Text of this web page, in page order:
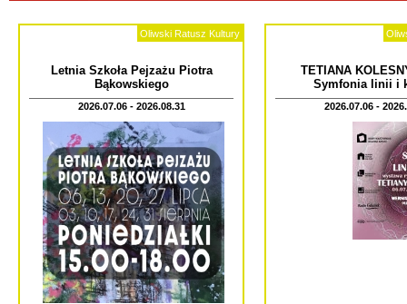
Oliwski Ratusz Kultury
Letnia Szkoła Pejzażu Piotra
Bąkowskiego
2026.07.06 - 2026.08.31
TETIANA
Symfonia linii i
2026.07.06 -